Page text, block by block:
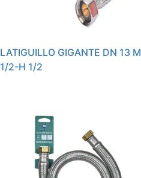
LATIGUILLO GIGANTE DN 13 M
1/2-H 1/2